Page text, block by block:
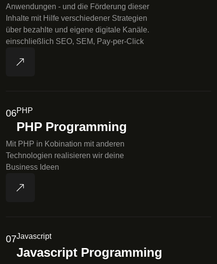
Anwendungen - und die Förderung dieser
Inhalte mit Hilfe verschiedener Strategien
über bezahlte und eigene digitale Kanäle.
einschließlich SEO, SEM, Pay-per-Click
06PHP
PHP Programming
Mit PHP in Kobination mit anderen
Technologien realisieren wir deine
Business Ideen
07Javascript
Javascript Programming